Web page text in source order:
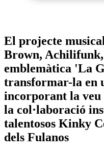
El projecte
Brown, Achilifunk,
emblemàtica 'La
transformar-la en
incorporant la veu
la col·laboració
talentosos Kinky
dels Fulanos